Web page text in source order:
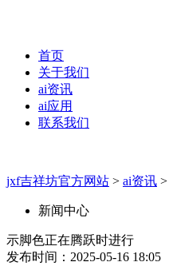
首页
关于我们
ai资讯
ai应用
联系我们
jxf吉祥坊官方网站 > ai资讯 >
新闻中心
示脚色正在腾跃时进行
发布时间：2025-05-16 18:05